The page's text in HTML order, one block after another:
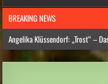
BREAKING NEWS
Angelika Klüssendorf: „Trost“ –
Hitzewelle: Städte- und